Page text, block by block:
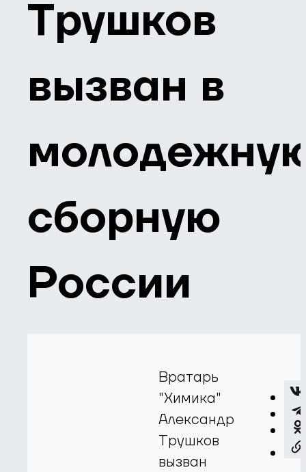
Трушков
вызван в
сборную
России
Вратарь
"Химика"
Александр
Трушков
вызван